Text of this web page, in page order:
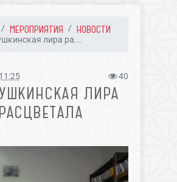
МЕРОПРИЯТИЯ НОВОСТИ
лира ра...
40
ЛИРА
РАСЦВЕТАЛА